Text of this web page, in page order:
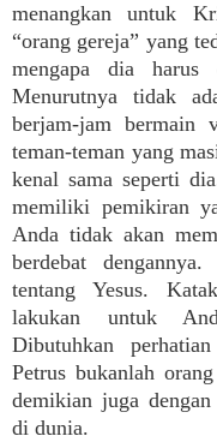
menangkan untuk
“orang gereja” yang
mengapa dia
Menurutnya tidak
berjam-jam bermain
teman-teman yang
kenal sama seperti
memiliki pemikiran
Anda tidak akan
berdebat
tentang Yesus.
lakukan untuk
Dibutuhkan
Petrus bukanlah
demikian juga
di dunia.